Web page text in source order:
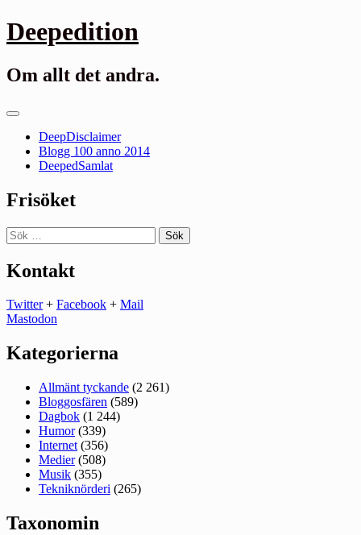
Gå
till
Deepedition
Om allt det andra.
Primär
DeepDisclaimer
Blogg 100 anno 2014
DeepedSamlat
Frisöket
Sök
efter:
Kontakt
Twitter+ Facebook + Mail
Mastodon
Kategorierna
Allmänt tyckande (2 261)
Bloggosfären (589)
Dagbok (1 244)
Humor(339)
Internet (356)
Medier(508)
Musik (355)
Tekniknörderi (265)
Taxonomin